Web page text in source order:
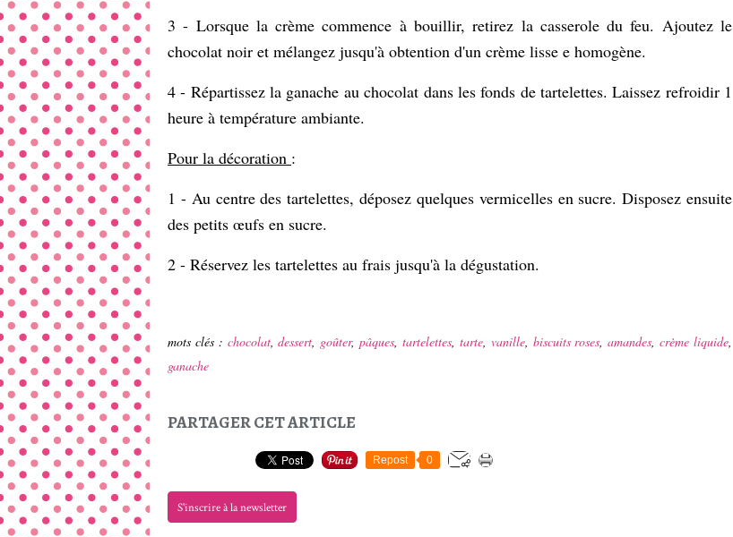
3 - Lorsque la crème commence à bouillir, retirez la casserole du feu. Ajoutez le
chocolat noir et mélangez jusqu'à obtention d'un crème lisse e homogène.
4 - Répartissez la ganache au chocolat dans les fonds de tartelettes. Laissez refroidir 1
heure à température ambiante.
Pour la décoration :
1 - Au centre des tartelettes, déposez quelques vermicelles en sucre. Disposez ensuite
des petits œufs en sucre.
2 - Réservez les tartelettes au frais jusqu'à la dégustation.
mots clés : chocolat,dessert, goûter,pâques,tartelettes, tarte, vanille, biscuits roses,amandes, crème liquide,
ganache
PARTAGER CET ARTICLE
Repost 0
S'inscrire à la newsletter